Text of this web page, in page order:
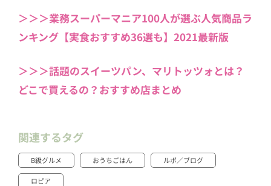
＞＞＞業務スーパーマニア100人が選ぶ人気商品ラ
ンキング【実食おすすめ36選も】2021最新版
＞＞＞話題のスイーツパン、マリトッツォとは？
どこで買えるの？おすすめ店まとめ
関連するタグ
B級グルメ おうちごはん ルポ／ブログ
ロピア